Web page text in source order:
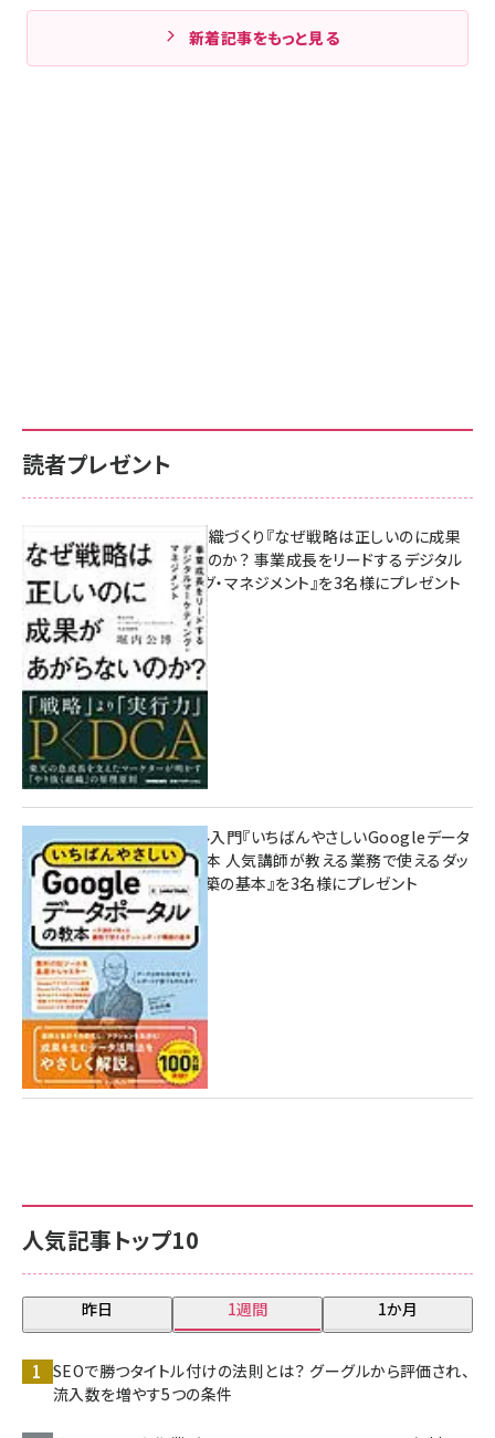
新着記事をもっと見る
人気記事トップ10
昨日 1週間 1か月
SEOで勝つタイトル付けの法則とは？ グーグルから評価され、
流入数を増やす5つの条件
読者プレゼント
成果を生む組織づくり『なぜ戦略は正しいのに成果
があがらないのか？ 事業成長をリードするデジタル
マーケティング・マネジメント』を3名様にプレゼント
10:00
無料BIツール入門『いちばんやさしいGoogleデータ
ポータルの教本 人気講師が教える業務で使えるダッ
シュボード構築の基本』を3名様にプレゼント
7月31日 10:00